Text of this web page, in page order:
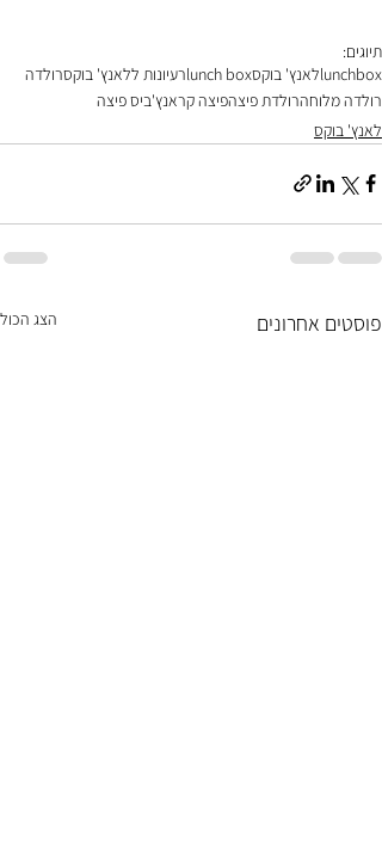
תיוגים:
lunchboxלאנץ' בוקסlunch boxרעיונות ללאנץ' בוקסרולדה
רולדה מלוחהרולדת פיצהפיצה קראנץ'ביס פיצה
לאנץ' בוקס
פוסטים אחרונים הצג הכול